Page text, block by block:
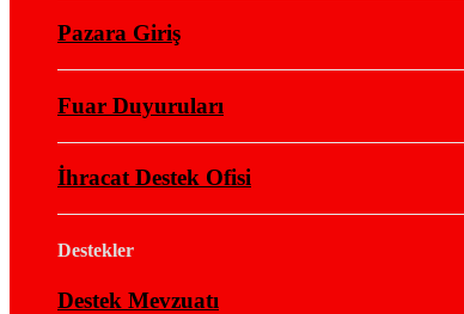
Pazara Giriş
Fuar Duyuruları
İhracat Destek Ofisi
Destekler
Destek Mevzuatı